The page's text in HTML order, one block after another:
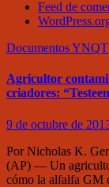
Feed de
DocumentosYNQT
Agricultor
criadores:
9 de octubre de
Por Nicholas K.
(AP) — Un
cómo la alfalfa GM